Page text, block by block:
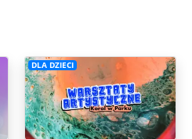
DLA DZIECI